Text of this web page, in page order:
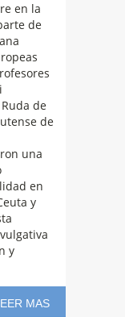
en la
de
de
de
una
en
y
y
MAS